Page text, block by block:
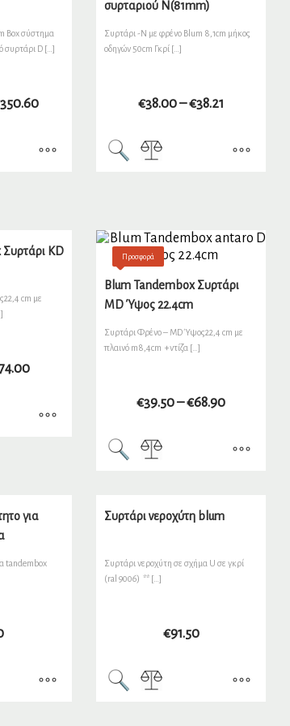
Box σύστημα
συρτάρι D […]
350.60
συρταριού N(81mm)
Συρτάρι -Ν με φρένο Blum 8,1cm μήκος
οδηγών 50cm Γκρί […]
€38.00–€38.21
KD
cm με
Προσφορά
Blum Tandembox Συρτάρι
MD Ύψος 22.4cm
Συρτάρι Φρένο – MD Ύψος22,4 cm με
πλαινό m8,4cm +ντίζα […]
€39.50–€68.90
για
tandembox
Συρτάρι νεροχύτη blum
Συρτάρι νεροχύτη σε σχήμα U σε γκρί
(ral 9006) ** […]
€91.50